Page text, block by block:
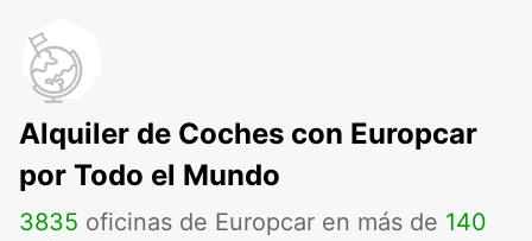
Alquiler de Coches con Europcar
por Todo el Mundo
3835 oficinas de Europcar en más de 140